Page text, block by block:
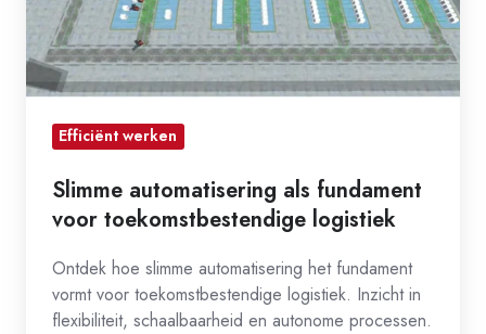
toekomstbestendige
logistiek
Efficiënt werken
Slimme automatisering als fundament
voor toekomstbestendige logistiek
Ontdek hoe slimme automatisering het fundament
vormt voor toekomstbestendige logistiek. Inzicht in
flexibiliteit, schaalbaarheid en autonome processen.